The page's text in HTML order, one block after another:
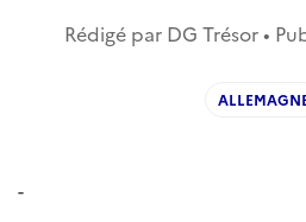
Rédigé par DG Trésor •
-